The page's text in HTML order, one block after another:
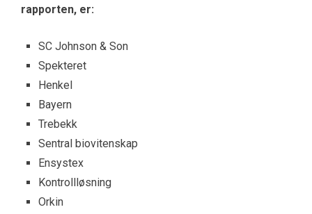
rapporten, er:
SC Johnson & Son
Spekteret
Henkel
Bayern
Trebekk
Sentral biovitenskap
Ensystex
Kontrollløsning
Orkin